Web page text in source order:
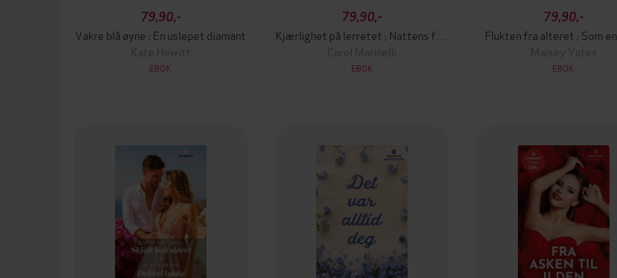
79,90,-
Vakre blå øyne ; En uslepet diamant
Kate Hewitt
EBOK
79,90,-
Carol Marinelli
EBOK
79,90,-
Flukten fra alteret ; Som
Maisey Yates
EBOK